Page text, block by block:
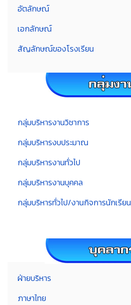
อัตลักษณ์
เอกลักษณ์
สัญลักษณ์ของโรงเรียน
กลุ่มบริหารงานวิชาการ
กลุ่มบริหารงบประมาณ
กลุ่มบริหารงานทั่วไป
กลุ่มบริหารงานบุคคล
กลุ่มบริหารทั่วไป/งานกิจการนักเรียน
ฝ่ายบริหาร
ภาษาไทย